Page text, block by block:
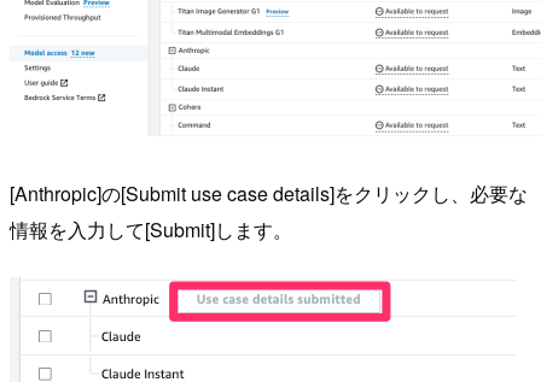
[Anthropic]の[Submit use case details]をクリックし、必要な
情報を入力して[Submit]します。